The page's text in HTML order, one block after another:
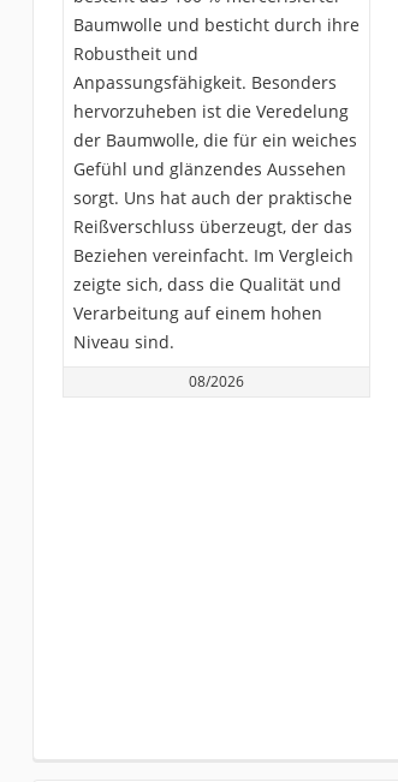
Baumwolle und besticht durch ihre
Robustheit und
Anpassungsfähigkeit. Besonders
hervorzuheben ist die Veredelung
der Baumwolle, die für ein weiches
Gefühl und glänzendes Aussehen
sorgt. Uns hat auch der praktische
Reißverschluss überzeugt, der das
Beziehen vereinfacht. Im Vergleich
zeigte sich, dass die Qualität und
Verarbeitung auf einem hohen
Niveau sind.
08/2026